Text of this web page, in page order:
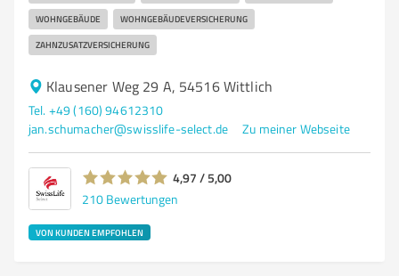
WOHNGEBÄUDE WOHNGEBÄUDEVERSICHERUNG
ZAHNZUSATZVERSICHERUNG
Klausener Weg 29 A, 54516 Wittlich
Tel. +49 (160) 94612310
jan.schumacher@swisslife-select.de
Zu meiner Webseite
4,97 / 5,00
210 Bewertungen
VON KUNDEN EMPFOHLEN